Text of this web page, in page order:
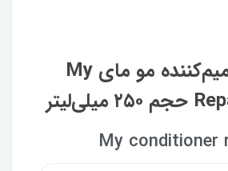
نرم‌کننده و ترمیم‌کننده مو مای My
My conditioner